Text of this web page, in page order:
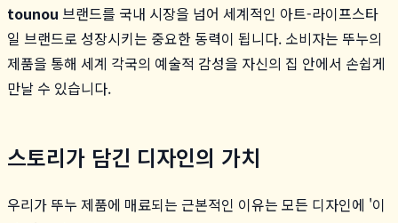
tounou 브랜드를 국내 시장을 넘어 세계적인 아트-라이프스타
일 브랜드로 성장시키는 중요한 동력이 됩니다. 소비자는 뚜누의
제품을 통해 세계 각국의 예술적 감성을 자신의 집 안에서 손쉽게
만날 수 있습니다.
스토리가 담긴 디자인의 가치
우리가 뚜누 제품에 매료되는 근본적인 이유는 모든 디자인에 '이